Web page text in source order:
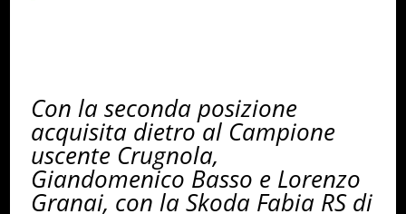
Con la seconda posizione
acquisita dietro al Campione
uscente Crugnola,
Giandomenico Basso e Lorenzo
Granai, con la Skoda Fabia RS di